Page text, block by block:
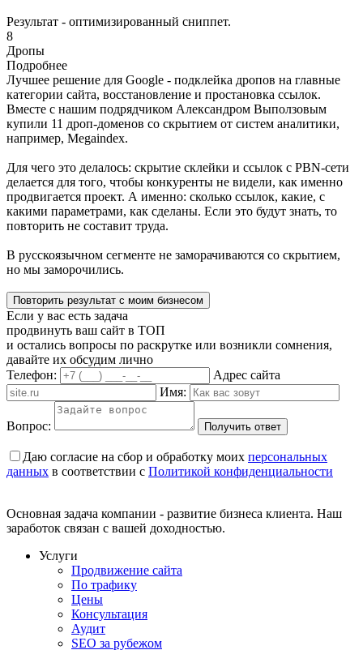
Результат - оптимизированный сниппет.
8
Дропы
Подробнее
Лучшее решение для Google - подклейка дропов на главные
категории сайта, восстановление и простановка ссылок.
Вместе с нашим подрядчиком Александром Выползовым
купили 11 дроп-доменов со скрытием от систем аналитики,
например, Megaindex.
Для чего это делалось: скрытие склейки и ссылок с PBN-сети
делается для того, чтобы конкуренты не видели, как именно
продвигается проект. А именно: сколько ссылок, какие, с
какими параметрами, как сделаны. Если это будут знать, то
повторить не составит труда.
В русскоязычном сегменте не заморачиваются со скрытием,
но мы заморочились.
Повторить результат с моим бизнесом
Если у вас есть задача
продвинуть ваш сайт в ТОП
и остались вопросы по раскрутке или возникли сомнения,
давайте их обсудим лично
Телефон:
Адрес сайта
Имя:
Вопрос: Получить ответ
Даю согласие на сбор и обработку моих персональных
данных в соответствии с Политикой конфиденциальности
Основная задача компании - развитие бизнеса клиента. Наш
заработок связан с вашей доходностью.
Услуги
Продвижение сайта
По трафику
Цены
Консультация
Аудит
SEO за рубежом